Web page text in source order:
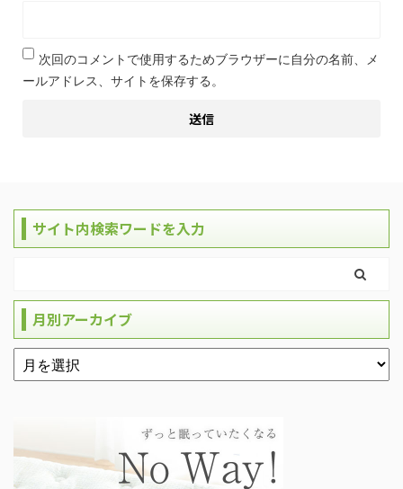
次回のコメントで使用するためブラウザーに自分の名前、メ
ールアドレス、サイトを保存する。
サイト内検索ワードを入力
月別アーカイブ